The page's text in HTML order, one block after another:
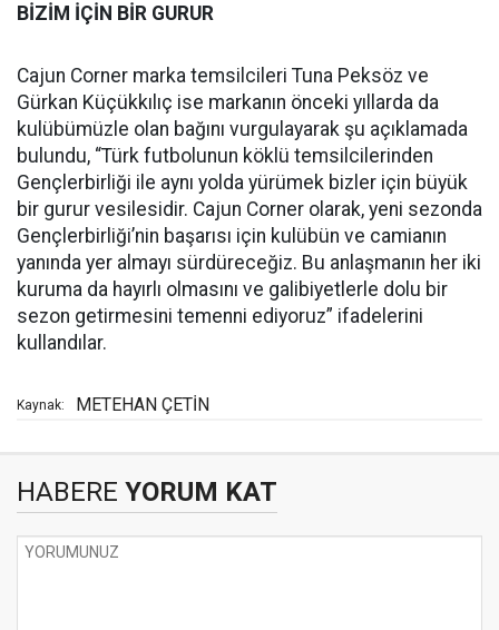
BİZİM İÇİN BİR GURUR
Cajun Corner marka temsilcileri Tuna Peksöz ve
Gürkan Küçükkılıç ise markanın önceki yıllarda da
kulübümüzle olan bağını vurgulayarak şu açıklamada
bulundu, “Türk futbolunun köklü temsilcilerinden
Gençlerbirliği ile aynı yolda yürümek bizler için büyük
bir gurur vesilesidir. Cajun Corner olarak, yeni sezonda
Gençlerbirliği’nin başarısı için kulübün ve camianın
yanında yer almayı sürdüreceğiz. Bu anlaşmanın her iki
kuruma da hayırlı olmasını ve galibiyetlerle dolu bir
sezon getirmesini temenni ediyoruz” ifadelerini
kullandılar.
Kaynak: METEHAN ÇETİN
HABERE YORUM KAT